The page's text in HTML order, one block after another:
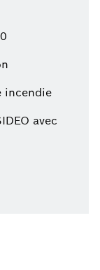
incendie
avec